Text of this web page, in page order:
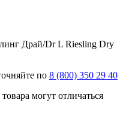
Драй/Dr L Riesling Dry
по 8 (800) 350 29 40
могут отличаться